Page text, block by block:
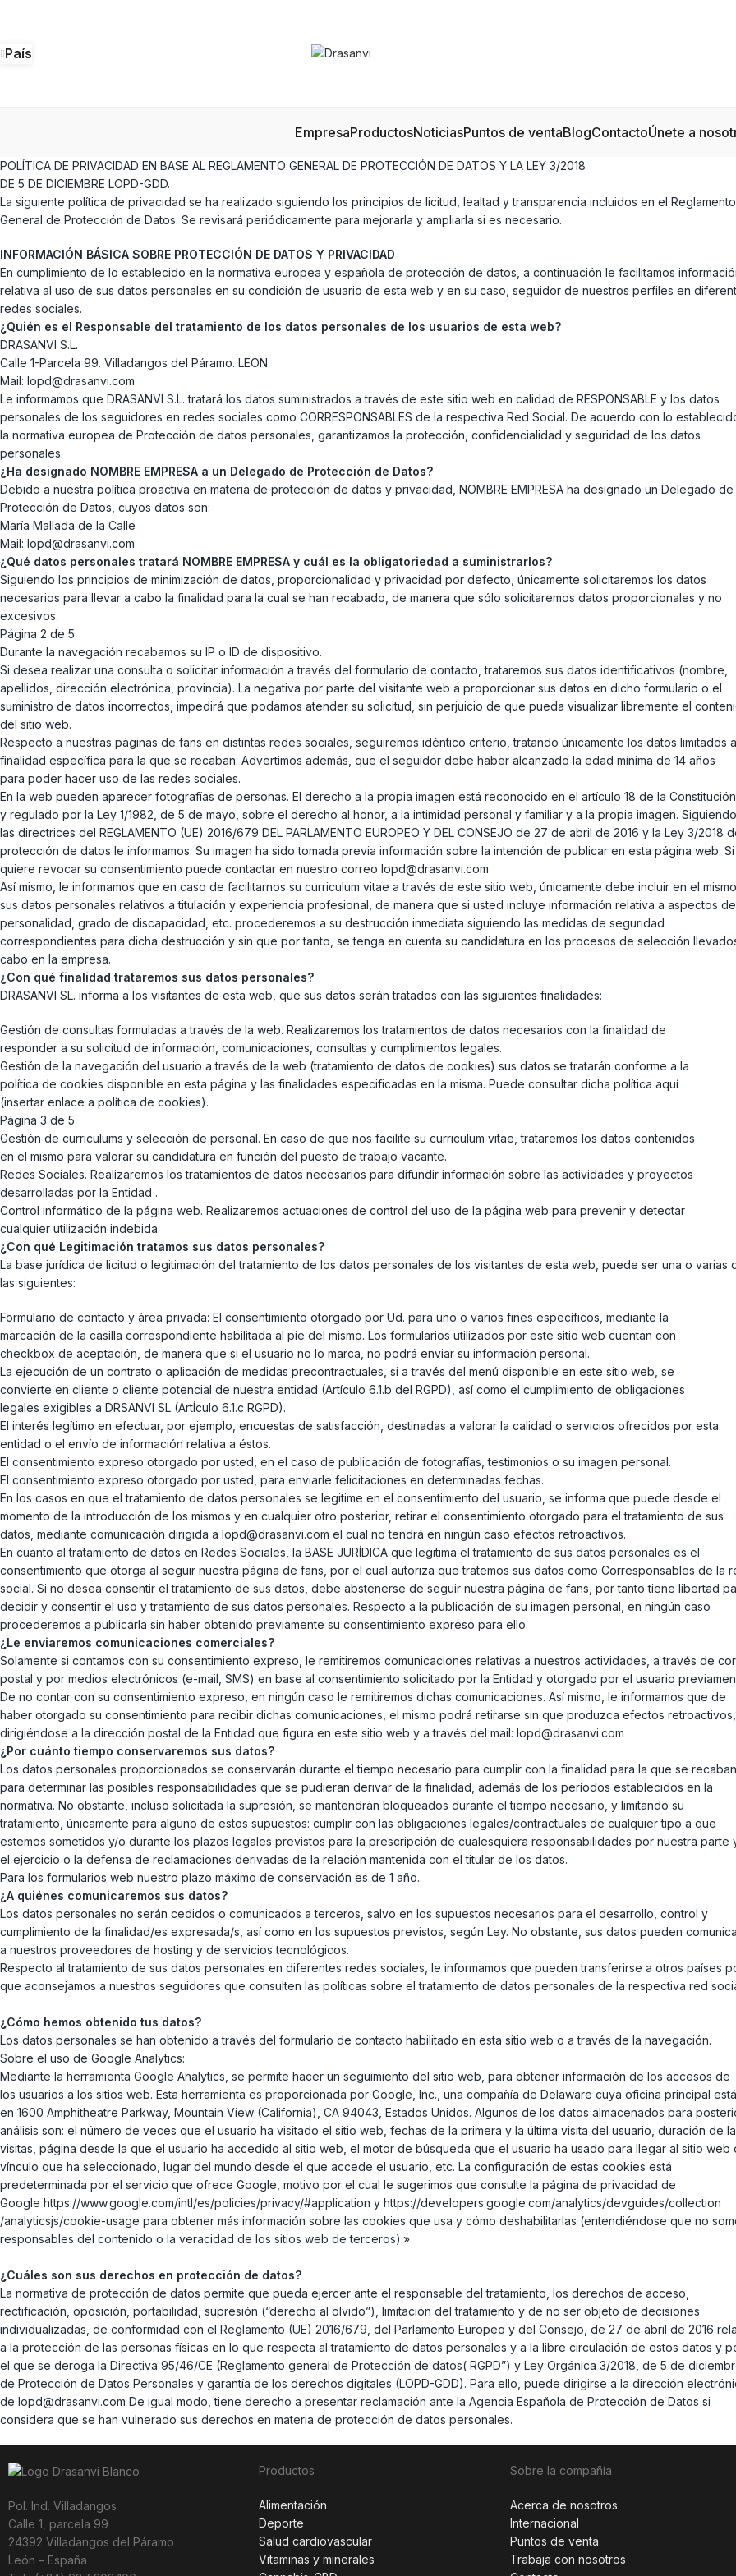
País
EmpresaProductosNoticiasPuntos de ventaBlogContactoÚnete a
POLÍTICA DE PRIVACIDAD EN BASE AL REGLAMENTO GENERAL DE PROTECCIÓN DE DATOS Y LA LEY 3/2018
DE 5 DE DICIEMBRE LOPD-GDD.
La siguiente política de privacidad se ha realizado siguiendo los principios de licitud, lealtad y transparencia incluidos en el Reglamento
General de Protección de Datos. Se revisará periódicamente para mejorarla y ampliarla si es necesario.
INFORMACIÓN BÁSICA SOBRE PROTECCIÓN DE DATOS Y PRIVACIDAD
En cumplimiento de lo establecido en la normativa europea y española de protección de datos, a continuación le facilitamos
relativa al uso de sus datos personales en su condición de usuario de esta web y en su caso, seguidor de nuestros perfiles en
redes sociales.
¿Quién es el Responsable del tratamiento de los datos personales de los usuarios de esta web?
DRASANVI S.L.
Calle 1-Parcela 99. Villadangos del Páramo. LEON.
Mail: lopd@drasanvi.com
Le informamos que DRASANVI S.L. tratará los datos suministrados a través de este sitio web en calidad de RESPONSABLE y los datos
personales de los seguidores en redes sociales como CORRESPONSABLES de la respectiva Red Social. De acuerdo con lo
la normativa europea de Protección de datos personales, garantizamos la protección, confidencialidad y seguridad de los datos
personales.
¿Ha designado NOMBRE EMPRESA a un Delegado de Protección de Datos?
Debido a nuestra política proactiva en materia de protección de datos y privacidad, NOMBRE EMPRESA ha designado un Delegado de
Protección de Datos, cuyos datos son:
María Mallada de la Calle
Mail: lopd@drasanvi.com
¿Qué datos personales tratará NOMBRE EMPRESA y cuál es la obligatoriedad a suministrarlos?
Siguiendo los principios de minimización de datos, proporcionalidad y privacidad por defecto, únicamente solicitaremos los datos
necesarios para llevar a cabo la finalidad para la cual se han recabado, de manera que sólo solicitaremos datos proporcionales y no
excesivos.
Página 2 de 5
Durante la navegación recabamos su IP o ID de dispositivo.
Si desea realizar una consulta o solicitar información a través del formulario de contacto, trataremos sus datos identificativos (nombre,
apellidos, dirección electrónica, provincia). La negativa por parte del visitante web a proporcionar sus datos en dicho formulario o el
suministro de datos incorrectos, impedirá que podamos atender su solicitud, sin perjuicio de que pueda visualizar libremente el
del sitio web.
Respecto a nuestras páginas de fans en distintas redes sociales, seguiremos idéntico criterio, tratando únicamente los datos limitados
finalidad específica para la que se recaban. Advertimos además, que el seguidor debe haber alcanzado la edad mínima de 14 años
para poder hacer uso de las redes sociales.
En la web pueden aparecer fotografías de personas. El derecho a la propia imagen está reconocido en el artículo 18 de la Constitución
y regulado por la Ley 1/1982, de 5 de mayo, sobre el derecho al honor, a la intimidad personal y familiar y a la propia imagen. Siguiendo
las directrices del REGLAMENTO (UE) 2016/679 DEL PARLAMENTO EUROPEO Y DEL CONSEJO de 27 de abril de 2016 y la Ley 3/2018
protección de datos le informamos: Su imagen ha sido tomada previa información sobre la intención de publicar en esta página web. Si
quiere revocar su consentimiento puede contactar en nuestro correo lopd@drasanvi.com
Así mismo, le informamos que en caso de facilitarnos su curriculum vitae a través de este sitio web, únicamente debe incluir en el mismo
sus datos personales relativos a titulación y experiencia profesional, de manera que si usted incluye información relativa a aspectos
personalidad, grado de discapacidad, etc. procederemos a su destrucción inmediata siguiendo las medidas de seguridad
correspondientes para dicha destrucción y sin que por tanto, se tenga en cuenta su candidatura en los procesos de selección
cabo en la empresa.
¿Con qué finalidad trataremos sus datos personales?
DRASANVI SL. informa a los visitantes de esta web, que sus datos serán tratados con las siguientes finalidades:
Gestión de consultas formuladas a través de la web. Realizaremos los tratamientos de datos necesarios con la finalidad de
responder a su solicitud de información, comunicaciones, consultas y cumplimientos legales.
Gestión de la navegación del usuario a través de la web (tratamiento de datos de cookies) sus datos se tratarán conforme a la
política de cookies disponible en esta página y las finalidades especificadas en la misma. Puede consultar dicha política aquí
(insertar enlace a política de cookies).
Página 3 de 5
Gestión de curriculums y selección de personal. En caso de que nos facilite su curriculum vitae, trataremos los datos contenidos
en el mismo para valorar su candidatura en función del puesto de trabajo vacante.
Redes Sociales. Realizaremos los tratamientos de datos necesarios para difundir información sobre las actividades y proyectos
desarrolladas por la Entidad .
Control informático de la página web. Realizaremos actuaciones de control del uso de la página web para prevenir y detectar
cualquier utilización indebida.
¿Con qué Legitimación tratamos sus datos personales?
La base jurídica de licitud o legitimación del tratamiento de los datos personales de los visitantes de esta web, puede ser una o varias
las siguientes:
Formulario de contacto y área privada: El consentimiento otorgado por Ud. para uno o varios fines específicos, mediante la
marcación de la casilla correspondiente habilitada al pie del mismo. Los formularios utilizados por este sitio web cuentan con
checkbox de aceptación, de manera que si el usuario no lo marca, no podrá enviar su información personal.
La ejecución de un contrato o aplicación de medidas precontractuales, si a través del menú disponible en este sitio web, se
convierte en cliente o cliente potencial de nuestra entidad (Artículo 6.1.b del RGPD), así como el cumplimiento de obligaciones
legales exigibles a DRSANVI SL (ArtÍculo 6.1.c RGPD).
El interés legítimo en efectuar, por ejemplo, encuestas de satisfacción, destinadas a valorar la calidad o servicios ofrecidos por esta
entidad o el envío de información relativa a éstos.
El consentimiento expreso otorgado por usted, en el caso de publicación de fotografías, testimonios o su imagen personal.
El consentimiento expreso otorgado por usted, para enviarle felicitaciones en determinadas fechas.
En los casos en que el tratamiento de datos personales se legitime en el consentimiento del usuario, se informa que puede desde el
momento de la introducción de los mismos y en cualquier otro posterior, retirar el consentimiento otorgado para el tratamiento de sus
datos, mediante comunicación dirigida a lopd@drasanvi.com el cual no tendrá en ningún caso efectos retroactivos.
En cuanto al tratamiento de datos en Redes Sociales, la BASE JURÍDICA que legitima el tratamiento de sus datos personales es el
consentimiento que otorga al seguir nuestra página de fans, por el cual autoriza que tratemos sus datos como Corresponsables de la
social. Si no desea consentir el tratamiento de sus datos, debe abstenerse de seguir nuestra página de fans, por tanto tiene libertad
decidir y consentir el uso y tratamiento de sus datos personales. Respecto a la publicación de su imagen personal, en ningún caso
procederemos a publicarla sin haber obtenido previamente su consentimiento expreso para ello.
¿Le enviaremos comunicaciones comerciales?
Solamente si contamos con su consentimiento expreso, le remitiremos comunicaciones relativas a nuestros actividades, a través de
postal y por medios electrónicos (e-mail, SMS) en base al consentimiento solicitado por la Entidad y otorgado por el usuario
De no contar con su consentimiento expreso, en ningún caso le remitiremos dichas comunicaciones. Así mismo, le informamos que de
haber otorgado su consentimiento para recibir dichas comunicaciones, el mismo podrá retirarse sin que produzca efectos retroactivos,
dirigiéndose a la dirección postal de la Entidad que figura en este sitio web y a través del mail: lopd@drasanvi.com
¿Por cuánto tiempo conservaremos sus datos?
Los datos personales proporcionados se conservarán durante el tiempo necesario para cumplir con la finalidad para la que se
para determinar las posibles responsabilidades que se pudieran derivar de la finalidad, además de los períodos establecidos en la
normativa. No obstante, incluso solicitada la supresión, se mantendrán bloqueados durante el tiempo necesario, y limitando su
tratamiento, únicamente para alguno de estos supuestos: cumplir con las obligaciones legales/contractuales de cualquier tipo a que
estemos sometidos y/o durante los plazos legales previstos para la prescripción de cualesquiera responsabilidades por nuestra parte
el ejercicio o la defensa de reclamaciones derivadas de la relación mantenida con el titular de los datos.
Para los formularios web nuestro plazo máximo de conservación es de 1 año.
¿A quiénes comunicaremos sus datos?
Los datos personales no serán cedidos o comunicados a terceros, salvo en los supuestos necesarios para el desarrollo, control y
cumplimiento de la finalidad/es expresada/s, así como en los supuestos previstos, según Ley. No obstante, sus datos pueden
a nuestros proveedores de hosting y de servicios tecnológicos.
Respecto al tratamiento de sus datos personales en diferentes redes sociales, le informamos que pueden transferirse a otros países
que aconsejamos a nuestros seguidores que consulten las políticas sobre el tratamiento de datos personales de la respectiva red
¿Cómo hemos obtenido tus datos?
Los datos personales se han obtenido a través del formulario de contacto habilitado en esta sitio web o a través de la navegación.
Sobre el uso de Google Analytics:
Mediante la herramienta Google Analytics, se permite hacer un seguimiento del sitio web, para obtener información de los accesos de
los usuarios a los sitios web. Esta herramienta es proporcionada por Google, Inc., una compañía de Delaware cuya oficina principal está
en 1600 Amphitheatre Parkway, Mountain View (California), CA 94043, Estados Unidos. Algunos de los datos almacenados para
análisis son: el número de veces que el usuario ha visitado el sitio web, fechas de la primera y la última visita del usuario, duración de
visitas, página desde la que el usuario ha accedido al sitio web, el motor de búsqueda que el usuario ha usado para llegar al sitio web
vínculo que ha seleccionado, lugar del mundo desde el que accede el usuario, etc. La configuración de estas cookies está
predeterminada por el servicio que ofrece Google, motivo por el cual le sugerimos que consulte la página de privacidad de
Google https://www.google.com/intl/es/policies/privacy/#application y https://developers.google.com/analytics/devguides/collection
/analyticsjs/cookie-usage para obtener más información sobre las cookies que usa y cómo deshabilitarlas (entendiéndose que no
responsables del contenido o la veracidad de los sitios web de terceros).»
¿Cuáles son sus derechos en protección de datos?
La normativa de protección de datos permite que pueda ejercer ante el responsable del tratamiento, los derechos de acceso,
rectificación, oposición, portabilidad, supresión (“derecho al olvido”), limitación del tratamiento y de no ser objeto de decisiones
individualizadas, de conformidad con el Reglamento (UE) 2016/679, del Parlamento Europeo y del Consejo, de 27 de abril de 2016
a la protección de las personas físicas en lo que respecta al tratamiento de datos personales y a la libre circulación de estos datos y
el que se deroga la Directiva 95/46/CE (Reglamento general de Protección de datos( RGPD”) y Ley Orgánica 3/2018, de 5 de
de Protección de Datos Personales y garantía de los derechos digitales (LOPD-GDD). Para ello, puede dirigirse a la dirección
de lopd@drasanvi.com De igual modo, tiene derecho a presentar reclamación ante la Agencia Española de Protección de Datos si
considera que se han vulnerado sus derechos en materia de protección de datos personales.
Pol. Ind. Villadangos
Calle 1, parcela 99
24392 Villadangos del Páramo
León – España
Productos
Alimentación
Deporte
Salud cardiovascular
Vitaminas y minerales
Sobre la compañía
Acerca de nosotros
Internacional
Puntos de venta
Trabaja con nosotros